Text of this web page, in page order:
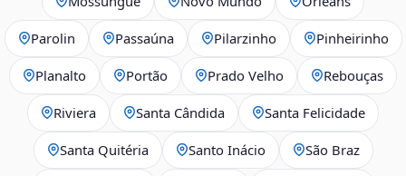
Parolin Passaúna Pilarzinho Pinheirinho
Planalto Portão Prado Velho Rebouças
Riviera Santa Cândida Santa Felicidade
Santa Quitéria Santo Inácio São Braz